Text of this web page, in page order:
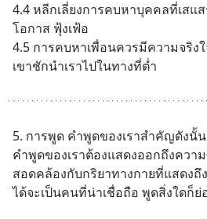
4.4 หลีกเลี่ยงการคบหาบุคคลที่เสแ
โอกาส ฟุ้งเฟ้อ
4.5 การคบหาเพื่อนควรมีความจริง
เขาชักนำเราไปในทางที่ต่ำ
5. การพูด คำพูดของเราสำคัญดังนั้
คำพูดของเราต้องแสดงออกถึงควา
สอดคล้องกับกริยาทางกายที่แสดง
ได้จะเป็นคนที่น่าเชื่อถือ พูดสิ่งใดก็ย่